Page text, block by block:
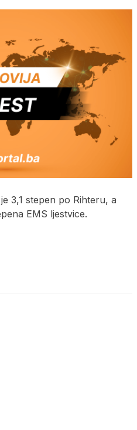
3,1 stepen po Rihteru, a
EMS ljestvice.